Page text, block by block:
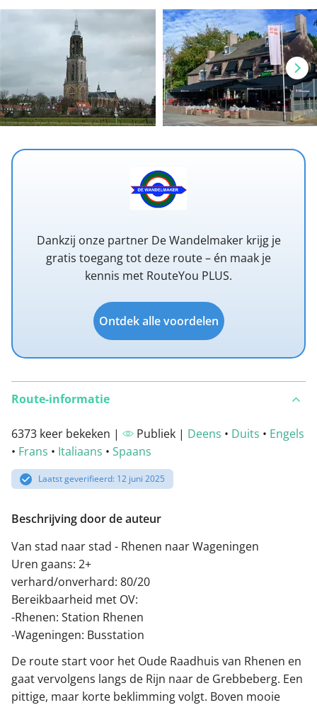
Dankzij onze partner De Wandelmaker krijg je
gratis toegang tot deze route – én maak je
kennis met RouteYou PLUS.
Ontdek alle voordelen
Route-informatie
6373 keer bekeken | Publiek | Deens • Duits • Engels
• Frans • Italiaans • Spaans
Laatst geverifieerd: 12 juni 2025
Beschrijving door de auteur
Van stad naar stad - Rhenen naar Wageningen
Uren gaans: 2+
verhard/onverhard: 80/20
Bereikbaarheid met OV:
-Rhenen: Station Rhenen
-Wageningen: Busstation
De route start voor het Oude Raadhuis van Rhenen en
gaat vervolgens langs de Rijn naar de Grebbeberg. Een
pittige, maar korte beklimming volgt. Boven mooie